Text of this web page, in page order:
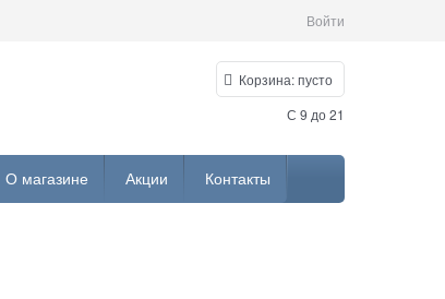
Войти
Корзина:пусто
С 9 до 21
О магазине Акции Контакты